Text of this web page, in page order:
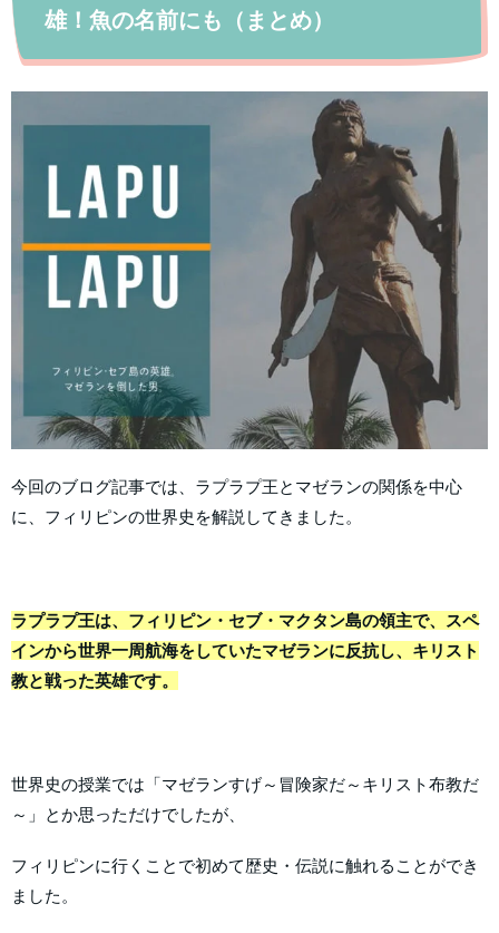
雄！魚の名前にも（まとめ）
今回のブログ記事では、ラプラプ王とマゼランの関係を中心
に、フィリピンの世界史を解説してきました。
ラプラプ王は、フィリピン・セブ・マクタン島の領主で、スペ
インから世界一周航海をしていたマゼランに反抗し、キリスト
教と戦った英雄です。
世界史の授業では「マゼランすげ～冒険家だ～キリスト布教だ
～」とか思っただけでしたが、
フィリピンに行くことで初めて歴史・伝説に触れることができ
ました。